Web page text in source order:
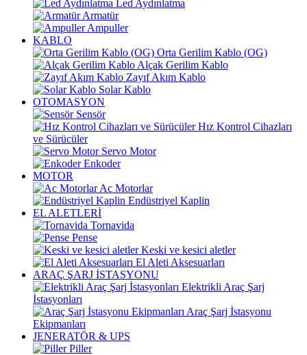
Led Aydınlatma
Armatür
Ampuller
KABLO
Orta Gerilim Kablo (OG)
Alçak Gerilim Kablo
Zayıf Akım Kablo
Solar Kablo
OTOMASYON
Sensör
Hız Kontrol Cihazları
ve Sürücüler
Servo Motor
Enkoder
MOTOR
Ac Motorlar
Endüstriyel Kaplin
EL ALETLERİ
Tornavida
Pense
Keski ve kesici aletler
El Aleti Aksesuarları
ARAÇ ŞARJ İSTASYONU
Elektrikli Araç Şarj
İstasyonları
Araç Şarj İstasyonu
Ekipmanları
JENERATÖR & UPS
Piller